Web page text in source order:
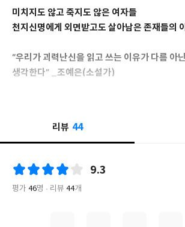
미치지도 않고 죽지도 않은 여자들
천지신명에게 외면받고도 살아남은 존재들의
“우리가 괴력난신을 읽고 쓰는 이유가 다름 아
생각한다” _조예은(소설가)
“두려움이 사라지지는 않아도 용기는 남았다”
첫 장편소설 《한성부, 달 밝은 밤에》의 드라
편소설과 에세이, 다양한 앤솔러지 소설집을 통
쳐온 소설가 김이삭이 첫 소설집 《천지신명은
지》(래빗홀, 2024)를 출간한다. 데이트폭력
에 머물던 여성의 기이한 체험담 〈성주단지〉,
리뷰 44
9.3
평가 46명 리뷰 44개